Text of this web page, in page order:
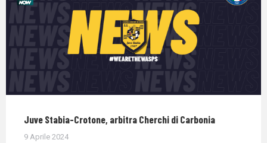
Juve Stabia-Crotone, arbitra Cherchi di Carbonia
9 Aprile 2024